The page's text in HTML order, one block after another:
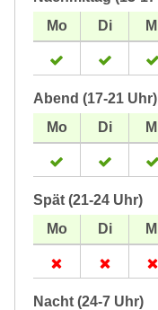
Abend (17-21 Uhr)
Spät (21-24 Uhr)
Nacht (24-7 Uhr)